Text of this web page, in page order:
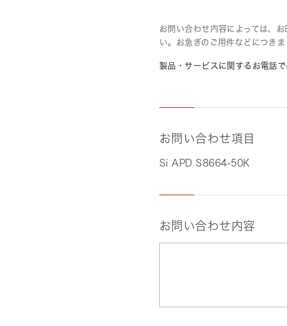
お問い合わせ内容によっては、
い。お急ぎのご用件などにつき
製品・サービスに関するお電話
お問い合わせ項目
Si APD S8664-50K
お問い合わせ内容